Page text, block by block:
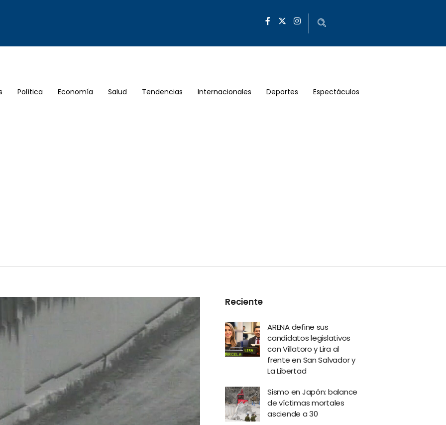
Política Economía Salud Tendencias Internacionales Deportes Espectáculos
Reciente
ARENA define sus
candidatos legislativos
con Villatoro y Lira al
frente en San Salvador y
La Libertad
Sismo en Japón: balance
de víctimas mortales
asciende a 30